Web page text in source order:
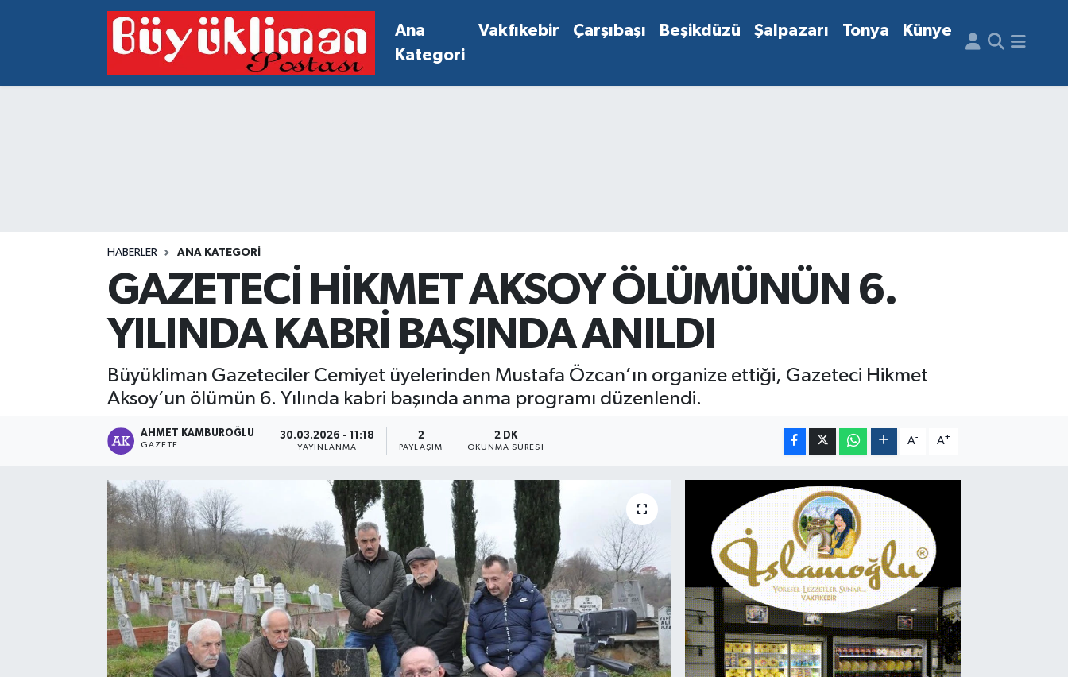
Ana
Kategori
Vakfıkebir Çarşıbaşı Beşikdüzü Şalpazarı Tonya Künye
HABERLER ANA KATEGORI
GAZETECİ HİKMET AKSOY ÖLÜMÜNÜN 6.
YILINDA KABRİ BAŞINDA ANILDI
Büyükliman Gazeteciler Cemiyet üyelerinden Mustafa Özcan’ın organize ettiği, Gazeteci Hikmet
Aksoy’un ölümün 6. Yılında kabri başında anma programı düzenlendi.
AHMET KAMBUROĞLU
GAZETE
30.03.2026 - 11:18
YAYINLANMA
2
PAYLAŞIM
2 DK
OKUNMA SÜRESI
A- A+
Vakfıkebir Hava Durumu